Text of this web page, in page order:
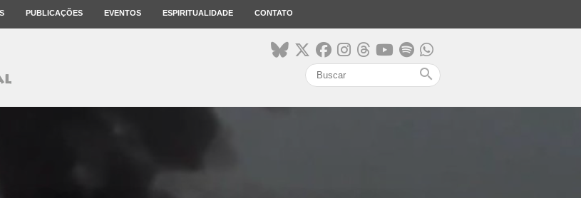
PUBLICAÇÕES EVENTOS ESPIRITUALIDADE CONTATO
search